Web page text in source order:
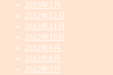
2013年1月
2012年12月
2012年11月
2012年10月
2012年9月
2012年8月
2012年7月